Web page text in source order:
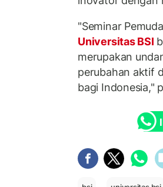
"Seminar
Universitas BSI
merupakan
perubahan aktif
bagi Indonesia,"